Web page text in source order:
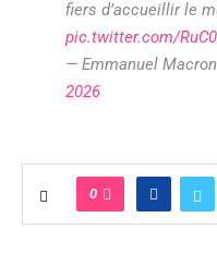
fiers d’accueillir le
pic.twitter.com/
— Emmanuel
2026
0